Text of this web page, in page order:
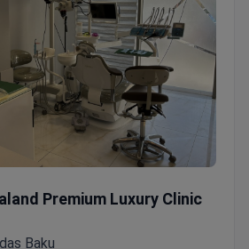
Premium Luxury Clinic
Baku